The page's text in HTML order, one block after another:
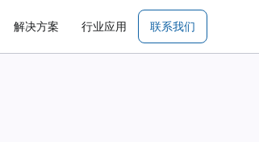
解决方案 行业应用 联系我们